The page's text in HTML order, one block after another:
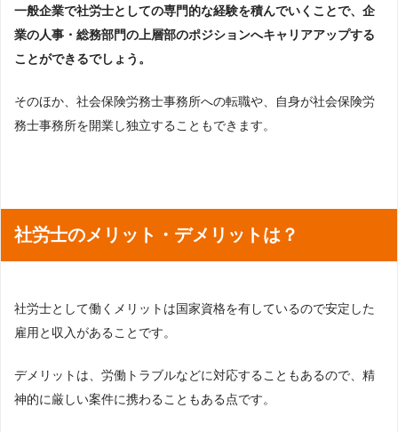
一般企業で社労士としての専門的な経験を積んでいくことで、企
業の人事・総務部門の上層部のポジションへキャリアアップする
ことができるでしょう。
そのほか、社会保険労務士事務所への転職や、自身が社会保険労
務士事務所を開業し独立することもできます。
社労士のメリット・デメリットは？
社労士として働くメリットは国家資格を有しているので安定した
雇用と収入があることです。
デメリットは、労働トラブルなどに対応することもあるので、精
神的に厳しい案件に携わることもある点です。